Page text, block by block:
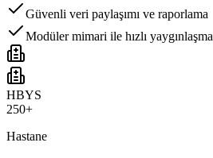
Güvenli veri paylaşımı ve raporlama
Modüler mimari ile hızlı yaygınlaşma
HBYS
250+
Hastane